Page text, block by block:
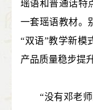
瑶语和普通话特
一套瑶语教材。
“双语”教学新模
产品质量稳步提升
“没有邓老师